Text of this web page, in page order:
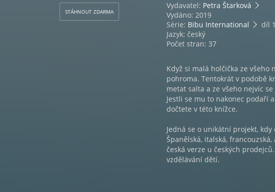
STÁHNOUT ZDARMA
Vydavatel: Petra Štarková
Vydáno: 2019
Série: Bibu International
díl 1
Jazyk: český
Počet stran: 37
Když si malá holčička ze všeho
pohroma. Tentokrát v podobě
metat salta a ze všeho nejvíc
Jestli se mu to nakonec podaří
dočtete v této knížce.
Jedná se o unikátní projekt,
Španělská, italská,
česká verze u českých
vzdělávání dětí.